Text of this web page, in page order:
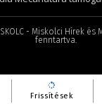
Frissítések
- Miskolci Hírek és
fenntartva.